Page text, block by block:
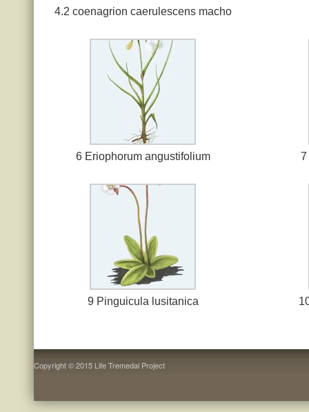
4.2 coenagrion caerulescens macho
6 Eriophorum angustifolium 7
9 Pinguicula lusitanica
Copyright © 2015 Life Tremedal Project